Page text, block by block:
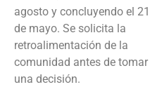
agosto y concluyendo el 21
de mayo. Se solicita la
retroalimentación de la
comunidad antes de tomar
una decisión.